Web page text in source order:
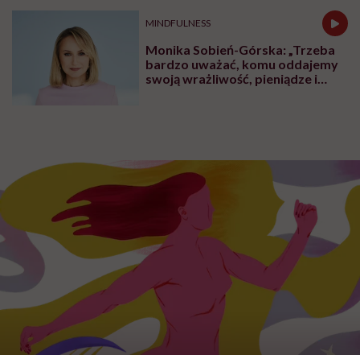
MINDFULNESS
Monika Sobień-Górska: „Trzeba
bardzo uważać, komu oddajemy
swoją wrażliwość, pieniądze i